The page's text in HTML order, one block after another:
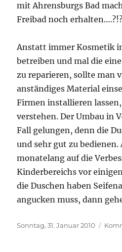
mit Ahrensburgs Bad
Freibad noch
Anstatt immer Kosmetik
betreiben und mal die
zu reparieren, sollte man
anständiges Material
Firmen installieren
verstehen. Der Umbau in
Fall gelungen, denn die
und sehr gut zu
monatelang auf die
Kinderbereichs vor
die Duschen haben
angucken muss, dann
Veröffentlicht
Sonntag, 31. Januar 2010